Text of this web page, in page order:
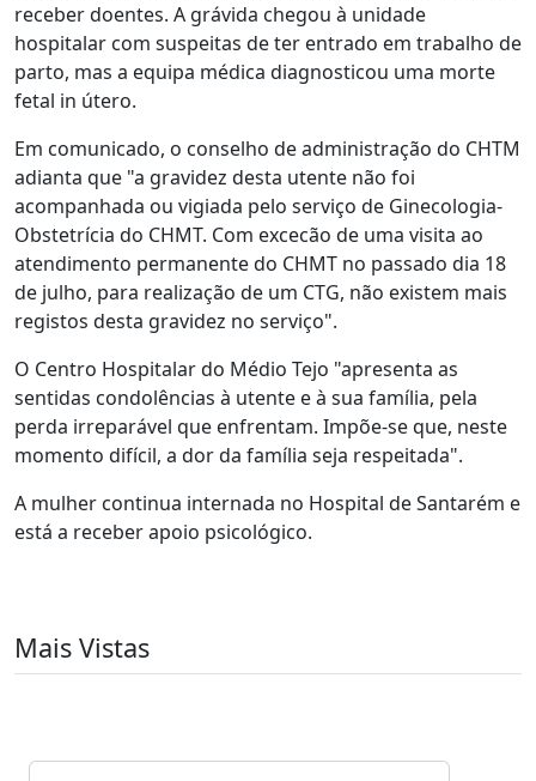
receber doentes. A grávida chegou à unidade
hospitalar com suspeitas de ter entrado em trabalho de
parto, mas a equipa médica diagnosticou uma morte
fetal in útero.
Em comunicado, o conselho de administração do CHTM
adianta que "a gravidez desta utente não foi
acompanhada ou vigiada pelo serviço de Ginecologia-
Obstetrícia do CHMT. Com excecão de uma visita ao
atendimento permanente do CHMT no passado dia 18
de julho, para realização de um CTG, não existem mais
registos desta gravidez no serviço".
O Centro Hospitalar do Médio Tejo "apresenta as
sentidas condolências à utente e à sua família, pela
perda irreparável que enfrentam. Impõe-se que, neste
momento difícil, a dor da família seja respeitada".
A mulher continua internada no Hospital de Santarém e
está a receber apoio psicológico.
Mais Vistas